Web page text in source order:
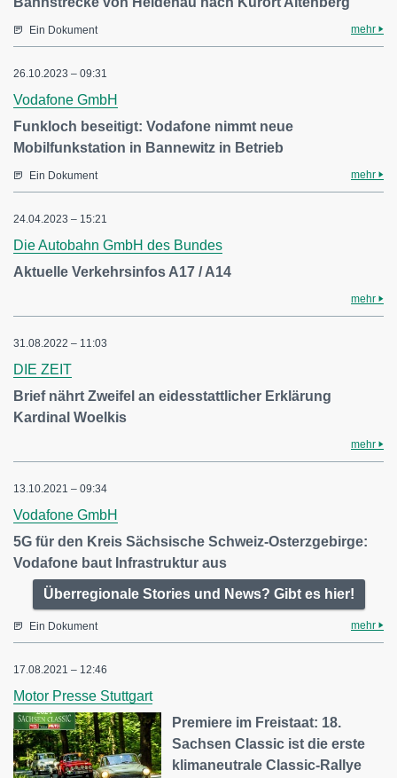
Ein Dokument mehr
26.10.2023 – 09:31
Vodafone GmbH
Funkloch beseitigt: Vodafone nimmt neue
Mobilfunkstation in Bannewitz in Betrieb
Ein Dokument mehr
24.04.2023 – 15:21
Die Autobahn GmbH des Bundes
Aktuelle Verkehrsinfos A17 / A14
mehr
31.08.2022 – 11:03
DIE ZEIT
Brief nährt Zweifel an eidesstattlicher Erklärung
Kardinal Woelkis
mehr
13.10.2021 – 09:34
Vodafone GmbH
5G für den Kreis Sächsische Schweiz-Osterzgebirge:
Vodafone baut Infrastruktur aus
Überregionale Stories und News? Gibt es hier!
Ein Dokument mehr
17.08.2021 – 12:46
Motor Presse Stuttgart
Premiere im Freistaat: 18.
Sachsen Classic ist die erste
klimaneutrale Classic-Rallye